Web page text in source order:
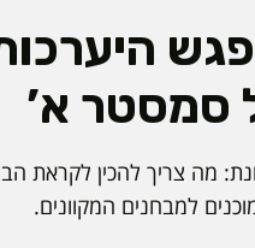
סמסטר א’
מה צריך להכין לקראת
למבחנים המקוונים.